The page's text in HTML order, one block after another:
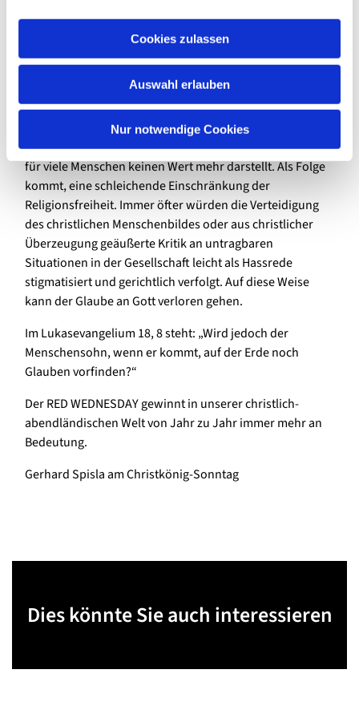
Cookies zulassen
Auswahl erlauben
Nur notwendige Cookies
Um zurück zum Kernthema zu kommen, in der „Die
interessanter Artikel zu empfehlen, „Das bedrohte
Grundrecht: Religionsfreiheit“. Der Autor ist der
Geschäftsführer von Kirche in Not Deutschland, Herr
Florian Ripka. Er macht darauf aufmerksam, dass in der
säkularen westlichen Gesellschaft die Religionsfreiheit
für viele Menschen keinen Wert mehr darstellt. Als Folge
kommt, eine schleichende Einschränkung der
Religionsfreiheit. Immer öfter würden die Verteidigung
des christlichen Menschenbildes oder aus christlicher
Überzeugung geäußerte Kritik an untragbaren
Situationen in der Gesellschaft leicht als Hassrede
stigmatisiert und gerichtlich verfolgt. Auf diese Weise
kann der Glaube an Gott verloren gehen.
Im Lukasevangelium 18, 8 steht: „Wird jedoch der
Menschensohn, wenn er kommt, auf der Erde noch
Glauben vorfinden?“
Der RED WEDNESDAY gewinnt in unserer christlich-
abendländischen Welt von Jahr zu Jahr immer mehr an
Bedeutung.
Gerhard Spisla am Christkönig-Sonntag
Dies könnte Sie auch interessieren